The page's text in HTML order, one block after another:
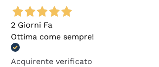
2 Giorni Fa
Ottima come sempre!
Acquirente verificato